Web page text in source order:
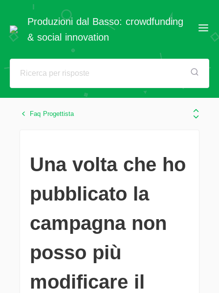
Produzioni dal Basso: crowdfunding
& social innovation
Faq Progettista
Una volta che ho
pubblicato la
campagna non
posso più
modificare il